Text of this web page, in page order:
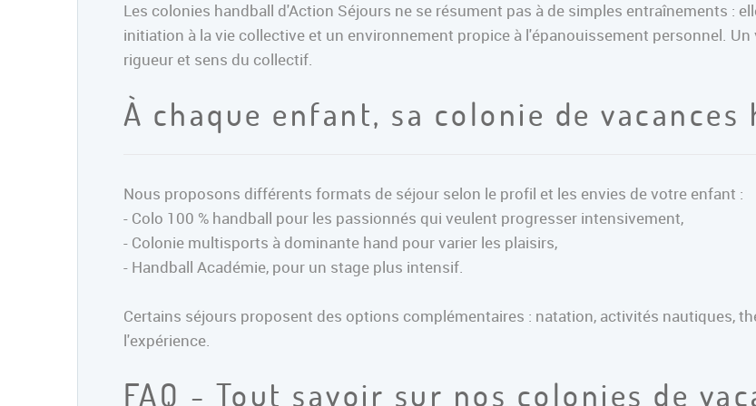
Les colonies handball d'Action Séjours ne se résument pas à de simples entraînements :
initiation à la vie collective et un environnement propice à l'épanouissement personnel.
rigueur et sens du collectif.
À chaque enfant, sa colonie de vacances
Nous proposons différents formats de séjour selon le profil et les envies de votre enfant :
- Colo 100 % handball pour les passionnés qui veulent progresser intensivement,
- Colonie multisports à dominante hand pour varier les plaisirs,
- Handball Académie, pour un stage plus intensif.
Certains séjours proposent des options complémentaires : natation, activités nautiques,
l'expérience.
FAQ - Tout savoir sur nos colonies de